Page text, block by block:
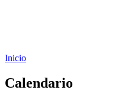
Inicio
Calendario